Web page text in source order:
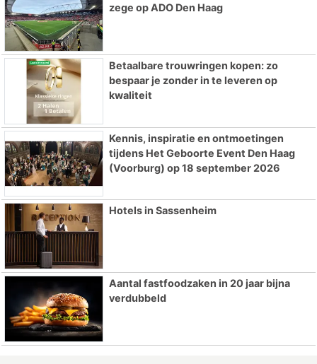
zege op ADO Den Haag
Betaalbare trouwringen kopen: zo
bespaar je zonder in te leveren op
kwaliteit
Kennis, inspiratie en ontmoetingen
tijdens Het Geboorte Event Den Haag
(Voorburg) op 18 september 2026
Hotels in Sassenheim
Aantal fastfoodzaken in 20 jaar bijna
verdubbeld